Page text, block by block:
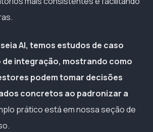
AI, temos estudos de caso
de integração, mostrando como
podem tomar decisões
concretos ao padronizar a
prático está em nossa seção de